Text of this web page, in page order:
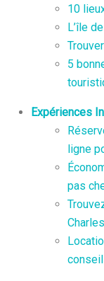
10
L’île
5
Expériences
ligne
pas